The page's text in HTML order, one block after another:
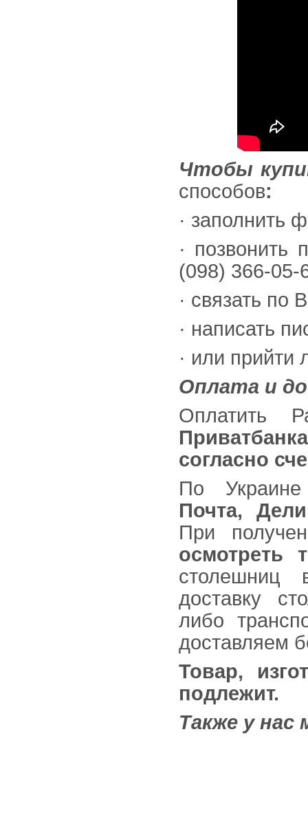
Чтобы
способов:
· заполнить
·
(098) 366-05-
· связать по
· написать
· или прийти
Оплата и
Оплатить
Приватбанка
согласно
По
Почта,
При
осмотреть
столешниц
доставку
либо
доставляем
Товар,
подлежит.
Также у